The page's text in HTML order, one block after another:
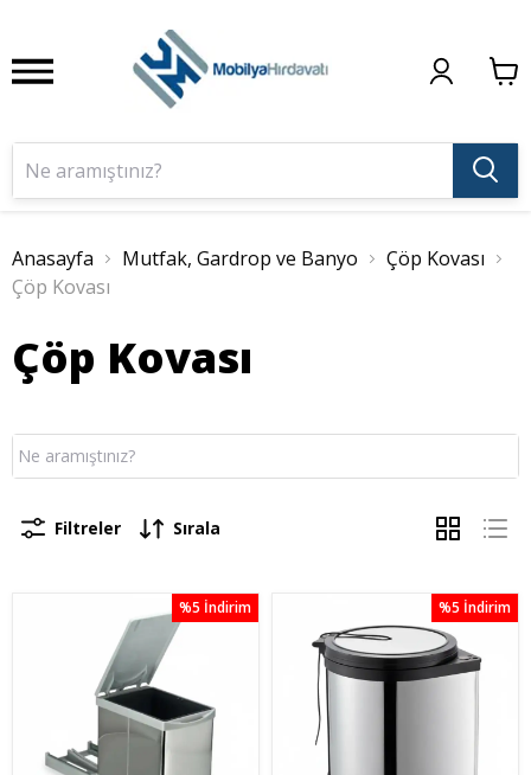
Anasayfa Mutfak, Gardrop ve Banyo
Çöp Kovası
Çöp Kovası
Çöp Kovası
Filtreler Sırala
%5 İndirim %5 İndirim